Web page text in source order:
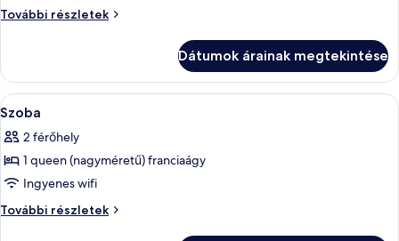
erkély
További részletek
Classic
további
részletei
Dátumok árainak megtekintése
A
következő
szoba
összes
képének
megtekintése:
Fürdőszoba | Zuhanyzó, ingyenes
1
Szoba
2 férőhely
1 queen (nagyméretű) franciaágy
Ingyenes wifi
További részletek
Szoba